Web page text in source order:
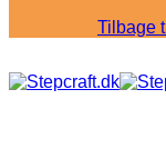
Tilbage